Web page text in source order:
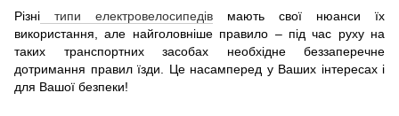
Різні типи електровелосипедів мають свої нюанси їх
використання, але найголовніше правило – під час руху на
таких транспортних засобах необхідне беззаперечне
дотримання правил їзди. Це насамперед у Ваших інтересах і
для Вашої безпеки!